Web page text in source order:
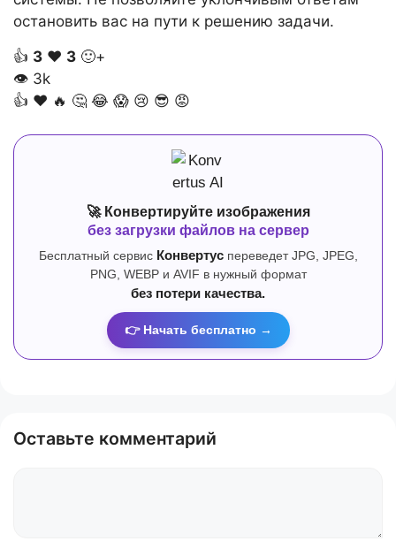
остановить вас на пути к решению задачи.
👍 3 ❤️ 3 🙂+
👁 3k
👍 ❤️ 🔥 🤔 😂 😱 😢 😎 😡
🚀 Конвертируйте изображения
без загрузки файлов на сервер
Бесплатный сервис Конвертуспереведет JPG, JPEG,
PNG, WEBP и AVIF в нужный формат
без потери качества.
👉 Начать бесплатно →
Оставьте комментарий